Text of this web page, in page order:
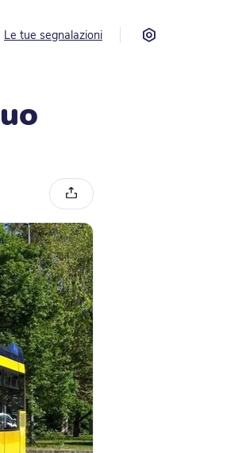
Le tue segnalazioni
Condividi